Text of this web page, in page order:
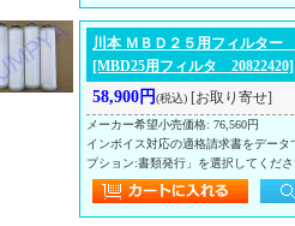
川本 ＭＢＤ２５用フィルタ
[MBD25用フィルタ 20822420]
58,900円(税込) [お取り寄せ]
メーカー希望小売価格: 76,560円
インボイス対応の適格請求書をデー
プション:書類発行」を選択してくだ